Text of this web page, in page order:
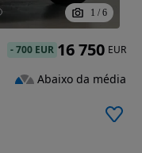
1 / 6
-700 EUR 16 750 EUR
Abaixo da média